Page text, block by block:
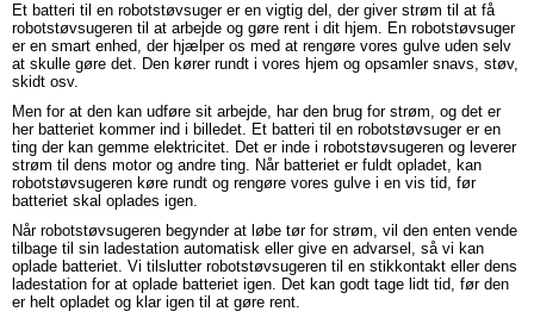
Et batteri til en robotstøvsuger er en vigtig del, der giver strøm til at få
robotstøvsugeren til at arbejde og gøre rent i dit hjem. En robotstøvsuger
er en smart enhed, der hjælper os med at rengøre vores gulve uden selv
at skulle gøre det. Den kører rundt i vores hjem og opsamler snavs, støv,
skidt osv.
Men for at den kan udføre sit arbejde, har den brug for strøm, og det er
her batteriet kommer ind i billedet. Et batteri til en robotstøvsuger er en
ting der kan gemme elektricitet. Det er inde i robotstøvsugeren og leverer
strøm til dens motor og andre ting. Når batteriet er fuldt opladet, kan
robotstøvsugeren køre rundt og rengøre vores gulve i en vis tid, før
batteriet skal oplades igen.
Når robotstøvsugeren begynder at løbe tør for strøm, vil den enten vende
tilbage til sin ladestation automatisk eller give en advarsel, så vi kan
oplade batteriet. Vi tilslutter robotstøvsugeren til en stikkontakt eller dens
ladestation for at oplade batteriet igen. Det kan godt tage lidt tid, før den
er helt opladet og klar igen til at gøre rent.